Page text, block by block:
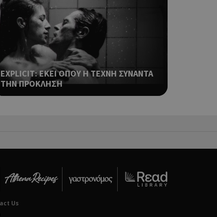
EXPLICIT: ΕΚΕΙ ΟΠΟΥ Η ΤΕΧΝΗ ΣΥΝΑΝΤΑ
ΤΗΝ ΠΡΟΚΛΗΣΗ
Us
δηλαδή να
στον χρήστη
όπως είναι το
push down
τη διάκριση
είναι
να
τη χρήση του
στον χρήστη
είναι το
push down
στον χρήστη
όπως είναι το
push down
δηλαδή να